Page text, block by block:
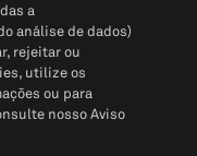
a
análise de dados)
rejeitar ou
utilize os
ou para
nosso Aviso